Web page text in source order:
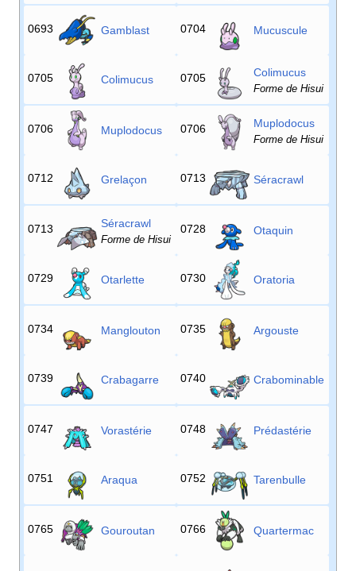
0693 Gamblast 0704 Mucuscule
0705 Colimucus 0705 Colimucus
Forme de Hisui
0706 Muplodocus 0706 Muplodocus
Forme de Hisui
0712 Grelaçon 0713 Séracrawl
0713 Séracrawl
Forme de Hisui
0728 Otaquin
0729 Otarlette 0730 Oratoria
0734 Manglouton 0735 Argouste
0739 Crabagarre 0740 Crabominable
0747 Vorastérie 0748 Prédastérie
0751 Araqua 0752 Tarenbulle
0765 Gouroutan 0766 Quartermac